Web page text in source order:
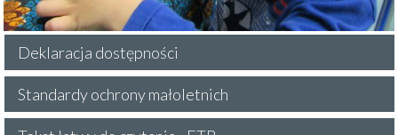
Deklaracja dostępności
Standardy ochrony małoletnich